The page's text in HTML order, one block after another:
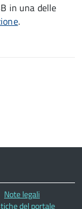
in una delle
.
Note legali
del portale